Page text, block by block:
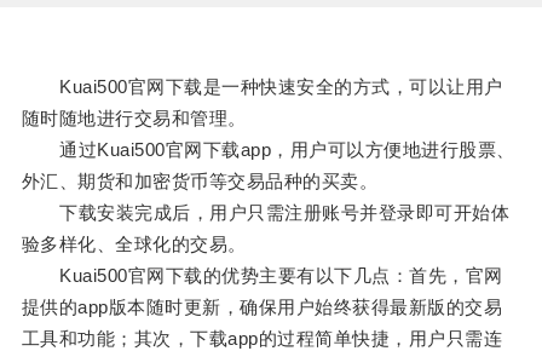
Kuai500官网下载是一种快速安全的方式，可以让用户
随时随地进行交易和管理。
通过Kuai500官网下载app，用户可以方便地进行股票、
外汇、期货和加密货币等交易品种的买卖。
下载安装完成后，用户只需注册账号并登录即可开始体
验多样化、全球化的交易。
Kuai500官网下载的优势主要有以下几点：首先，官网
提供的app版本随时更新，确保用户始终获得最新版的交易
工具和功能；其次，下载app的过程简单快捷，用户只需连